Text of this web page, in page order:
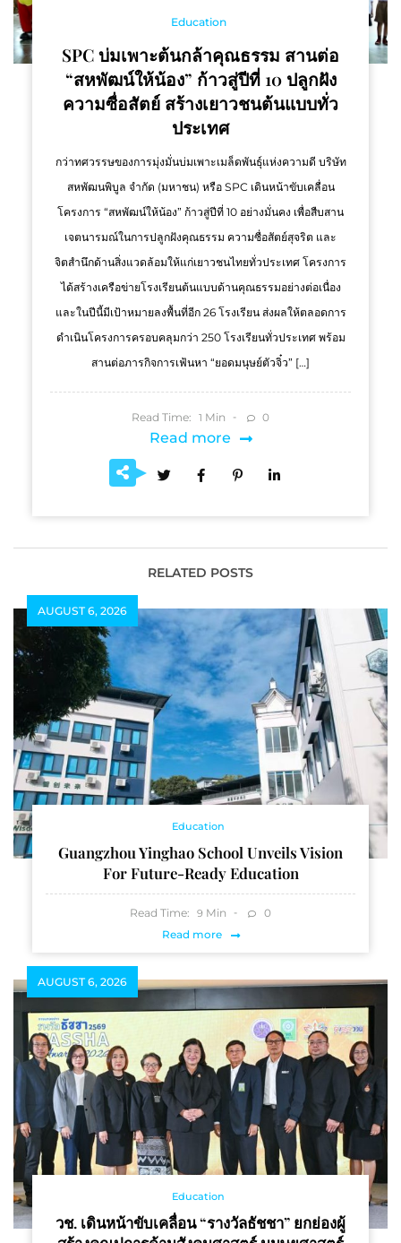
Education
SPC บ่มเพาะต้นกล้าคุณธรรม สานต่อ
“สหพัฒน์ให้น้อง” ก้าวสู่ปีที่ 10 ปลูกฝัง
ความซื่อสัตย์ สร้างเยาวชนต้นแบบทั่ว
ประเทศ
กว่าทศวรรษของการมุ่งมั่นบ่มเพาะเมล็ดพันธุ์แห่งความดี บริษัท
สหพัฒนพิบูล จำกัด (มหาชน) หรือ SPC เดินหน้าขับเคลื่อน
โครงการ “สหพัฒน์ให้น้อง” ก้าวสู่ปีที่ 10 อย่างมั่นคง เพื่อสืบสาน
เจตนารมณ์ในการปลูกฝังคุณธรรม ความซื่อสัตย์สุจริต และ
จิตสำนึกด้านสิ่งแวดล้อมให้แก่เยาวชนไทยทั่วประเทศ โครงการ
ได้สร้างเครือข่ายโรงเรียนต้นแบบด้านคุณธรรมอย่างต่อเนื่อง
และในปีนี้มีเป้าหมายลงพื้นที่อีก 26 โรงเรียน ส่งผลให้ตลอดการ
ดำเนินโครงการครอบคลุมกว่า 250 โรงเรียนทั่วประเทศ พร้อม
สานต่อภารกิจการเฟ้นหา “ยอดมนุษย์ตัวจิ๋ว” […]
Read Time: 1 Min 0
Read more
RELATED POSTS
AUGUST 6, 2026
Education
Guangzhou Yinghao School Unveils Vision
For Future-Ready Education
Read Time: 9 Min
0
Read more
AUGUST 6, 2026
Education
วช. เดินหน้าขับเคลื่อน “รางวัลธัชชา” ยกย่องผู้